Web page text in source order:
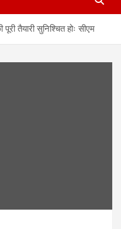
in Hindi,
Headlines
तैयारी सुनिश्चित होः सीएम